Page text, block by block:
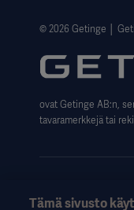
Website Privacy
Website use
Data Subject
© 2026 Getinge │
ovat Getinge AB:n,
tavaramerkkejä tai
Tämä sivusto